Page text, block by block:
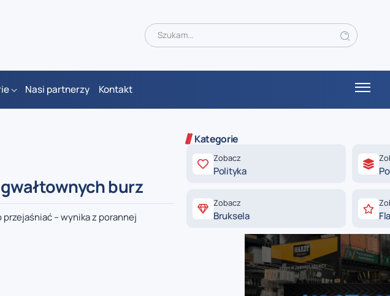
Nasi partnerzy Kontakt
burz
– wynika z porannej
Kategorie
Zobacz
Polityka
Zobacz
Bruksela